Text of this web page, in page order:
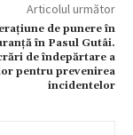
Articolul următor
de punere în
în Pasul Gutâi.
de îndepărtare a
pentru prevenirea
incidentelor